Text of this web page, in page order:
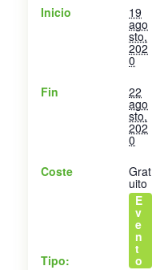
Inicio
19
ago
sto,
202
0
Fin
22
ago
sto,
202
0
Coste
Grat
uito
Tipo:
E
v
e
n
t
o